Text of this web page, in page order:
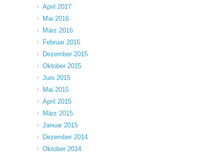
April 2017
Mai 2016
März 2016
Februar 2016
Dezember 2015
Oktober 2015
Juni 2015
Mai 2015
April 2015
März 2015
Januar 2015
Dezember 2014
Oktober 2014